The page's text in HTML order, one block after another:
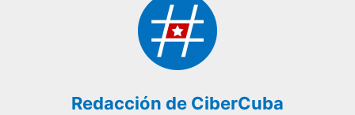
Redacción de CiberCuba